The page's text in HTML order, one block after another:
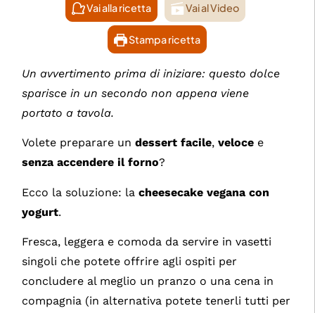
Vai alla ricetta Vai al Video
Stampa ricetta
Un avvertimento prima di iniziare: questo dolce
sparisce in un secondo non appena viene
portato a tavola.
Volete preparare undessert facile,veloce e
senza accendere il forno?
Ecco la soluzione: lacheesecake vegana con
yogurt.
Fresca, leggera e comoda da servire in vasetti
singoli che potete offrire agli ospiti per
concludere al meglio un pranzo o una cena in
compagnia (in alternativa potete tenerli tutti per